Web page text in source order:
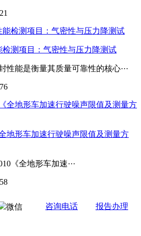
检测项目：气密性与压力降测试
性能是衡量其质量可靠性的核心···
地形车加速行驶噪声限值及测量方
《全地形车加速···
微信 咨询电话 报告办理